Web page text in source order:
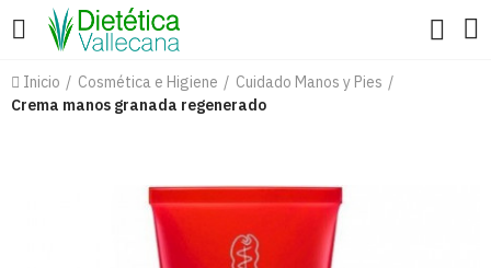
Inicio Cosmética e Higiene
Cuidado Manos y Pies
Crema manos granada regenerado